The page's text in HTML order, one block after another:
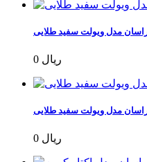
مدل ویولت سفید طلایی
0 ریال
راسان مدل ویولت سفید طلایی
0 ریال